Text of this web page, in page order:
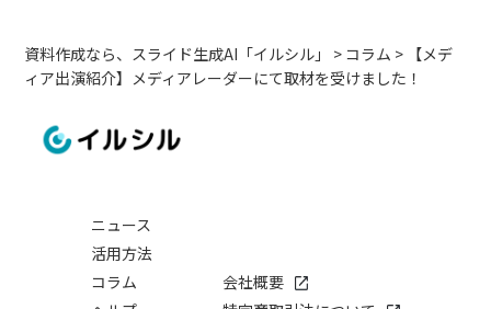
資料作成なら、スライド生成AI「イルシル」 > コラム > 【メデ
ィア出演紹介】メディアレーダーにて取材を受けました！
ニュース
活用方法
コラム
会社概要